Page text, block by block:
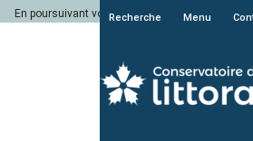
En poursuivant votre navigation sur le site du
Recherche Menu